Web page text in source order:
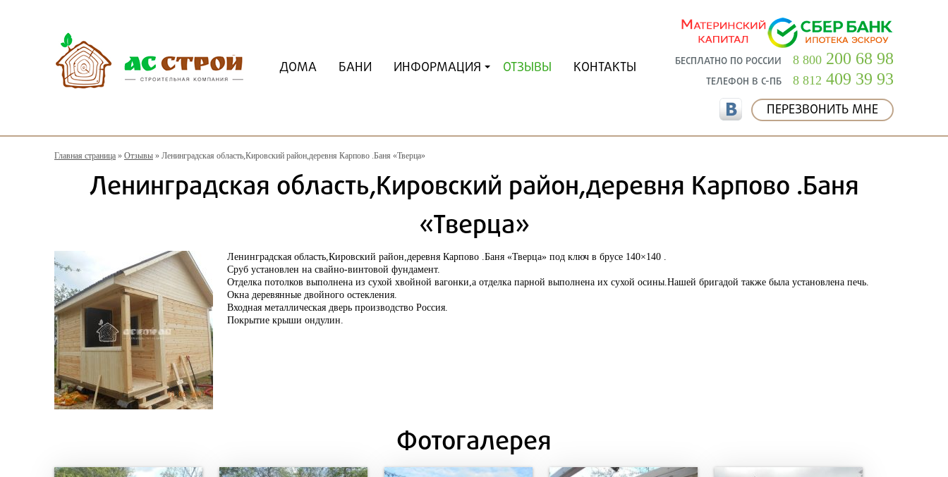
БЕСПЛАТНО ПО РОССИИ 8 800 200 68 98
ТЕЛЕФОН В С-ПБ 8 812 409 39 93
ПЕРЕЗВОНИТЬ МНЕ
ДОМА БАНИ ИНФОРМАЦИЯ ОТЗЫВЫ КОНТАКТЫ
Главная страница » Отзывы » Ленинградская область,Кировский район,деревня Карпово .Баня «Тверца»
Ленинградская область,Кировский район,деревня Карпово .Баня
«Тверца»
Ленинградская область,Кировский район,деревня Карпово .Баня «Тверца» под ключ в брусе 140×140 .
Сруб установлен на свайно-винтовой фундамент.
Отделка потолков выполнена из сухой хвойной вагонки,а отделка парной выполнена их сухой осины.Нашей бригадой также была установлена печь.
Окна деревянные двойного остекления.
Входная металлическая дверь производство Россия.
Покрытие крыши ондулин.
Фотогалерея